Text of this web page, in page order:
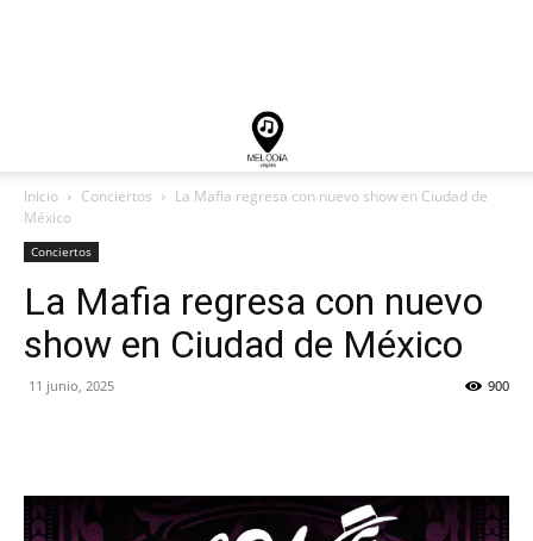
Inicio Conciertos
La Mafia regresa con nuevo show en Ciudad de
México
Conciertos
La Mafia regresa con nuevo
show en Ciudad de México
11 junio, 2025 900